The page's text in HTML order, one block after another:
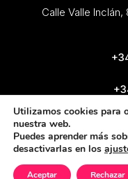
Calle Valle
Utilizamos cookies para
nuestra web.
Puedes aprender más
desactivarlas en los
Aceptar Rechazar